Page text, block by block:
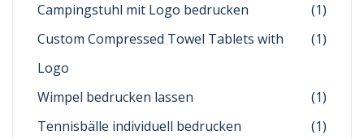
Campingstuhl mit Logo bedrucken
(1)
Custom Compressed Towel Tablets with
Logo
(1)
Wimpel bedrucken lassen
(1)
Tennisbälle individuell bedrucken
(1)